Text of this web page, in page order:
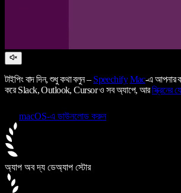
টাইপিং বাদ দিন, শুধু কথা বলুন – Speechify Mac-এ আপনার
করে Slack, Outlook, Cursor ও সব অ্যাপে, আরস্ক্রিনের
macOS-এ ডাউনলোড করুন
অ্যাপ অব দ্য ডেঅ্যাপ স্টোর